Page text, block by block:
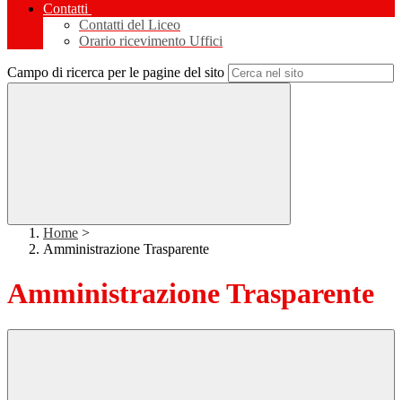
Contatti
Contatti del Liceo
Orario ricevimento Uffici
Campo di ricerca per le pagine del sito
Home >
Amministrazione Trasparente
Amministrazione Trasparente